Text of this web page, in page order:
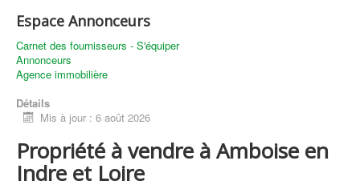
Espace Annonceurs
Carnet des fournisseurs - S'équiper
Annonceurs
Agence immobilière
Détails
Mis à jour : 6 août 2026
Propriété à vendre à Amboise en
Indre et Loire